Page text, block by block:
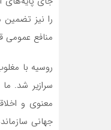
را نیز
منافع عمومی
روسیه با
سرازیر شد.
معنوی و
جهانی